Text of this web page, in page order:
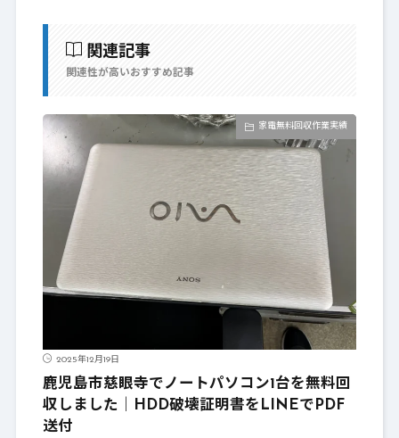
関連記事
関連性が高いおすすめ記事
家電無料回収作業実績
2025年12月19日
鹿児島市慈眼寺でノートパソコン1台を無料回
収しました｜HDD破壊証明書をLINEでPDF
送付